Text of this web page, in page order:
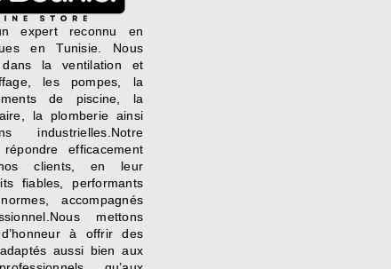
expert reconnu en
en Tunisie. Nous
dans la ventilation et
les pompes, la
de piscine, la
la plomberie ainsi
efficacement
clients, en leur
fiables, performants
accompagnés
mettons
à offrir des
aussi bien aux